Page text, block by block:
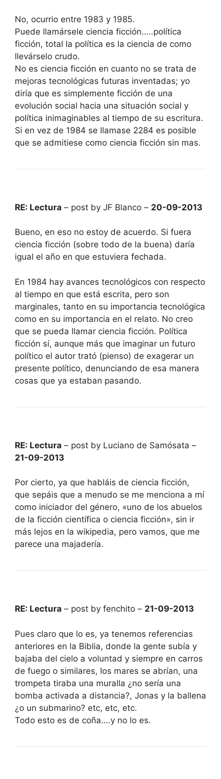
No, ocurrio entre 1983 y 1985.
Puede llamársele ciencia ficción…..política
ficción, total la política es la ciencia de como
llevárselo crudo.
No es ciencia ficción en cuanto no se trata de
mejoras tecnológicas futuras inventadas; yo
diría que es simplemente ficción de una
evolución social hacia una situación social y
política inimaginables al tiempo de su escritura.
Si en vez de 1984 se llamase 2284 es posible
que se admitiese como ciencia ficción sin mas.
RE: Lectura – post by JF Blanco – 20-09-2013
Bueno, en eso no estoy de acuerdo. Si fuera
ciencia ficción (sobre todo de la buena) daría
igual el año en que estuviera fechada.
En 1984 hay avances tecnológicos con respecto
al tiempo en que está escrita, pero son
marginales, tanto en su importancia tecnológica
como en su importancia en el relato. No creo
que se pueda llamar ciencia ficción. Política
ficción sí, aunque más que imaginar un futuro
político el autor trató (pienso) de exagerar un
presente político, denunciando de esa manera
cosas que ya estaban pasando.
RE: Lectura – post by Luciano de Samósata –
21-09-2013
Por cierto, ya que habláis de ciencia ficción,
que sepáis que a menudo se me menciona a mí
como iniciador del género, «uno de los abuelos
de la ficción científica o ciencia ficción», sin ir
más lejos en la wikipedia, pero vamos, que me
parece una majadería.
RE: Lectura – post by fenchito – 21-09-2013
Pues claro que lo es, ya tenemos referencias
anteriores en la Biblia, donde la gente subía y
bajaba del cielo a voluntad y siempre en carros
de fuego o similares, los mares se abrían, una
trompeta tiraba una muralla ¿no sería una
bomba activada a distancia?, Jonas y la ballena
¿o un submarino? etc, etc, etc.
Todo esto es de coña….y no lo es.